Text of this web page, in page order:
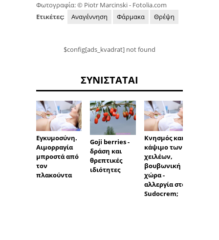
Φωτογραφία: © Piotr Marcinski - Fotolia.com
Ετικέτες:
Αναγέννηση Φάρμακα Θρέψη
$config[ads_kvadrat] not found
ΣΥΝΙΣΤΆΤΑΙ
Εγκυμοσύνη.
Αιμορραγία
μπροστά από
τον
πλακούντα
Goji berries -
δράση και
θρεπτικές
ιδιότητες
Κνησμός και
κάψιμο των
χειλέων,
βουβωνική
χώρα -
αλλεργία στο
Sudocrem;